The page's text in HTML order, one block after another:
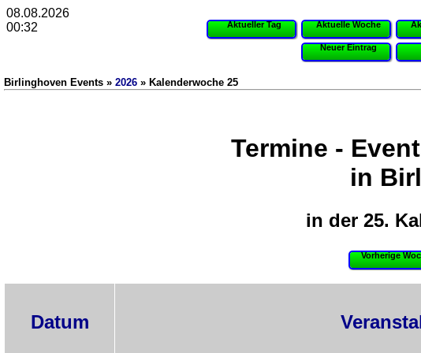
Aktueller Tag Aktuelle Woche
Neuer Eintrag
Birlinghoven Events » 2026 » Kalenderwoche 25
Termine -
in
in der 25.
Vorherige
Datum
08.08.2026
00:32